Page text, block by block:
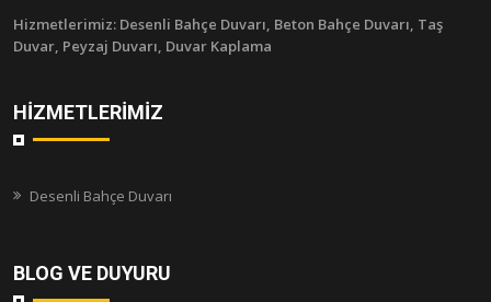
Hizmetlerimiz: Desenli Bahçe Duvarı, Beton Bahçe Duvarı, Taş
Duvar, Peyzaj Duvarı, Duvar Kaplama
HIZMETLERIMIZ
Desenli Bahçe Duvarı
BLOG VE DUYURU